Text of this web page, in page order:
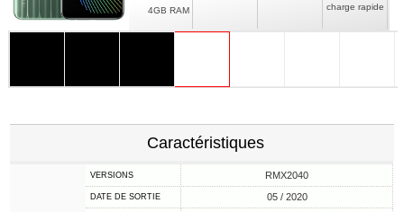
4GB RAM charge rapide
Caractéristiques
VERSIONS RMX2040
DATE DE SORTIE 05 / 2020